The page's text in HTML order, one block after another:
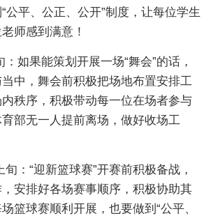
公平、公正、公开”制度，让每位学生
师感到满意！
如果能策划开展一场“舞会”的话，
中，舞会前积极把场地布置安排工
秩序，积极带动每一位在场者参与
部无一人提前离场，做好收场工
：“迎新篮球赛”开赛前积极备战，
安排好各场赛事顺序，积极协助其
篮球赛顺利开展，也要做到“公平、